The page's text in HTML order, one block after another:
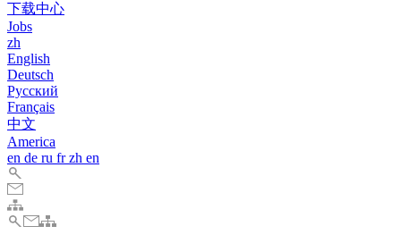
下载中心
Jobs
zh
English
Deutsch
Pусский
Français
中文
America
en de ru frzh en